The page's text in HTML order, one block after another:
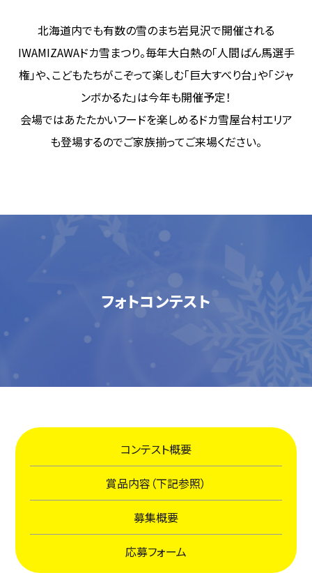
北海道内でも有数の雪のまち岩見沢で開催される
IWAMIZAWAドカ雪まつり。毎年大白熱の「人間ばん馬選手
権」や、こどもたちがこぞって楽しむ「巨大すべり台」や「ジャ
ンボかるた」は今年も開催予定！
会場ではあたたかいフードを楽しめるドカ雪屋台村エリア
も登場するのでご家族揃ってご来場ください。
フォトコンテスト
コンテスト概要
賞品内容（下記参照）
募集概要
応募フォーム